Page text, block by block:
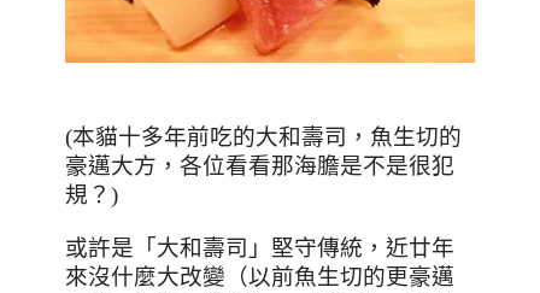
(本貓十多年前吃的大和壽司，魚生切的
豪邁大方，各位看看那海膽是不是很犯
規？)
或許是「大和壽司」堅守傳統，近廿年
來沒什麼大改變（以前魚生切的更豪邁